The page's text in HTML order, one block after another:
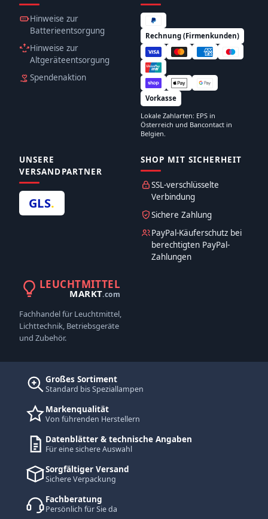
Hinweise zur
Batterieentsorgung
Hinweise zur
Altgeräteentsorgung
Spendenaktion
Rechnung (Firmenkunden)
Vorkasse
Lokale Zahlarten: EPS in
Österreich und Bancontact in
Belgien.
UNSERE
VERSANDPARTNER
GLS.
SHOP MIT SICHERHEIT
SSL-verschlüsselte
Verbindung
Sichere Zahlung
PayPal-Käuferschutz bei
berechtigten PayPal-
Zahlungen
LEUCHTMITTEL
MARKT.com
Fachhandel für Leuchtmittel,
Lichttechnik, Betriebsgeräte
und Zubehör.
Großes Sortiment
Standard bis Speziallampen
Markenqualität
Von führenden Herstellern
Datenblätter & technische Angaben
Für eine sichere Auswahl
Sorgfältiger Versand
Sichere Verpackung
Fachberatung
Persönlich für Sie da